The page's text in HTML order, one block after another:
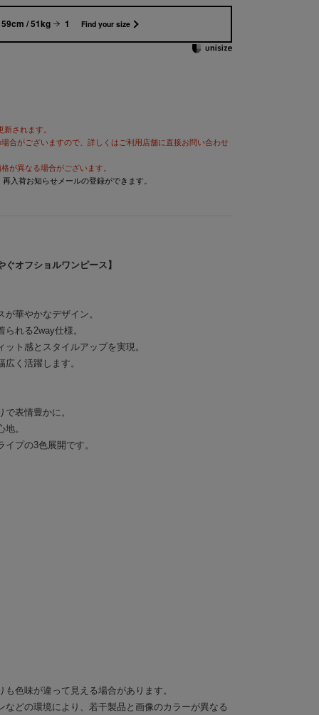
/ 51kg 1 Find your size
されます。
合がございますので、詳しくはご利用店舗に直接お問い合わせ
が異なる場合がございます。
入荷お知らせメールの登録ができます。
オフショルワンピース】
華やかなデザイン。
れる2way仕様。
ト感とスタイルアップを実現。
く活躍します。
表情豊かに。
。
プの3色展開です。
色味が違って見える場合があります。
などの環境により、若干製品と画像のカラーが異なる